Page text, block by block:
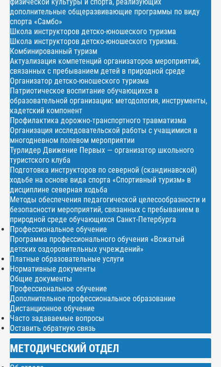
дополнительные общеразвивающие программы по виду
спорта «Самбо»
Школа инструкторов детско-юношеского туризма
Школа инструкторов детско-юношеского туризма.
Комбинированный туризм
Актуализация компетенций организаторов мероприятий,
связанных с пребыванием детей в природной среде
Организатор детско-юношеского туризма
Патриотическое воспитание обучающихся в
образовательной организации: методология, инструменты,
кадетский компонент
Профилактика дорожно-транспортного травматизма
Организация исследовательской работы с учащимися в
многодневном полевом мероприятии
Турлидер Движение Первых — организатор школьного
туристского клуба
Подготовка инструкторов по северной (скандинавской)
ходьбе на основе вида спорта «Спортивный туризм» в
дисциплине северная ходьба
Методы обеспечения педагогической целесообразности и
безопасности мероприятий, связанных с пребыванием в
природной среде обучающихся Санкт-Петербурга
Профессиональное обучение
Программа профессионального обучения «Вожатый
детских оздоровительных учреждений»
Платные образовательные услуги
Нормативные документы
Общие документы
Профессиональное обучение
Дополнительное профессиональное образование
Дистанционное обучение
Часто задаваемые вопросы
Оставить обратную связь
МЕТОДИЧЕСКИЙ ОТДЕЛ